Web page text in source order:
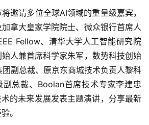
邀请多位全球AI领域的重量级嘉宾，
拿大皇家学院院士、微众银行首席人
Fellow、清华大学人工智能研究院
人兼首席科学家朱军，数势科技创始
副总裁、原京东商城技术负责人黎科
副总裁、Boolan首席技术专家李建忠
的未来发展发表主题演讲，分享最新
。